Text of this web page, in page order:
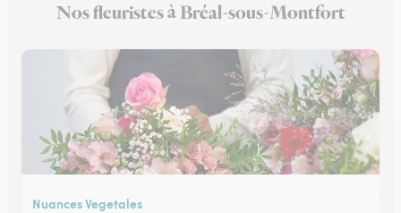
Fleuristes à Iffendic
Nos fleuristes à Bréal-sous-Montfort
Nuances Vegetales